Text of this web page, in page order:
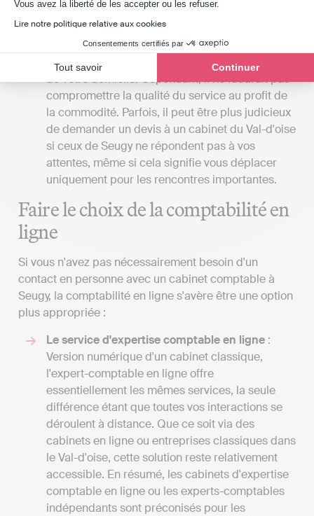
Vous avez la liberté de les accepter ou les refuser.
Lire notre politique relative aux cookies
Consentements certifiés par
Tout savoir Continuer
La localisation du cabinet: Si vous préférez les
rencontres en face-à-face avec votre expert-
comptable, il serait avantageux que le cabinet
soit situé à proximité de votre lieu de travail ou
de votre domicile. Cependant, il ne faudrait pas
compromettre la qualité du service au profit de
la commodité. Parfois, il peut être plus judicieux
de demander un devis à un cabinet du Val-d'oise
si ceux de Seugy ne répondent pas à vos
attentes, même si cela signifie vous déplacer
uniquement pour les rencontres importantes.
Faire le choix de la comptabilité en
ligne
Si vous n'avez pas nécessairement besoin d'un
contact en personne avec un cabinet comptable à
Seugy, la comptabilité en ligne s'avère être une option
plus appropriée :
Le service d'expertise comptable en ligne :
Version numérique d'un cabinet classique,
l'expert-comptable en ligne offre
essentiellement les mêmes services, la seule
différence étant que toutes vos interactions se
déroulent à distance. Que ce soit via des
cabinets en ligne ou entreprises classiques dans
le Val-d'oise, cette solution reste relativement
accessible. En résumé, les cabinets d'expertise
comptable en ligne ou les experts-comptables
indépendants sont préconisés pour les